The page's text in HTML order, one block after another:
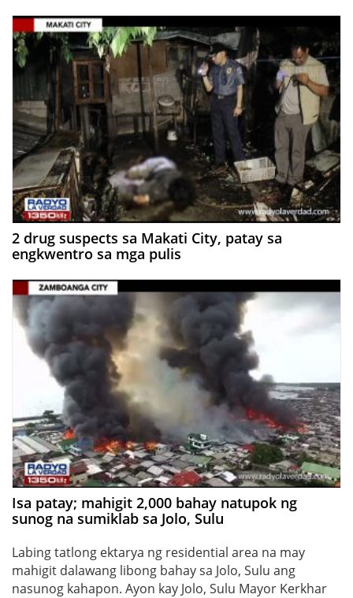
2 drug suspects sa Makati City, patay sa
engkwentro sa mga pulis
Isa patay; mahigit 2,000 bahay natupok ng
sunog na sumiklab sa Jolo, Sulu
Labing tatlong ektarya ng residential area na may
mahigit dalawang libong bahay sa Jolo, Sulu ang
nasunog kahapon. Ayon kay Jolo, Sulu Mayor Kerkhar